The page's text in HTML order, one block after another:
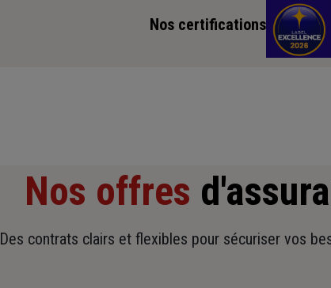
Nos certifications
Nos offres
Des contrats clairs et flexibles pour sécuriser vos